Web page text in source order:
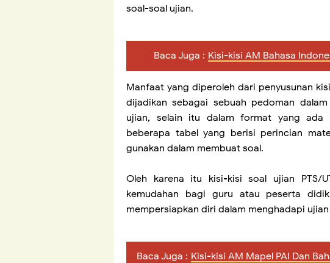
soal-soal ujian.
Baca Juga : Kisi-kisi AM Bahasa
Manfaat yang diperoleh dari penyusunan
dijadikan sebagai sebuah pedoman
ujian, selain itu dalam format yang ada
beberapa tabel yang berisi perincian
gunakan dalam membuat soal.
Oleh karena itu kisi-kisi soal ujian PTS/
kemudahan bagi guru atau peserta
mempersiapkan diri dalam menghadapi
Baca Juga : Kisi-kisi AM Mapel PAI Dan